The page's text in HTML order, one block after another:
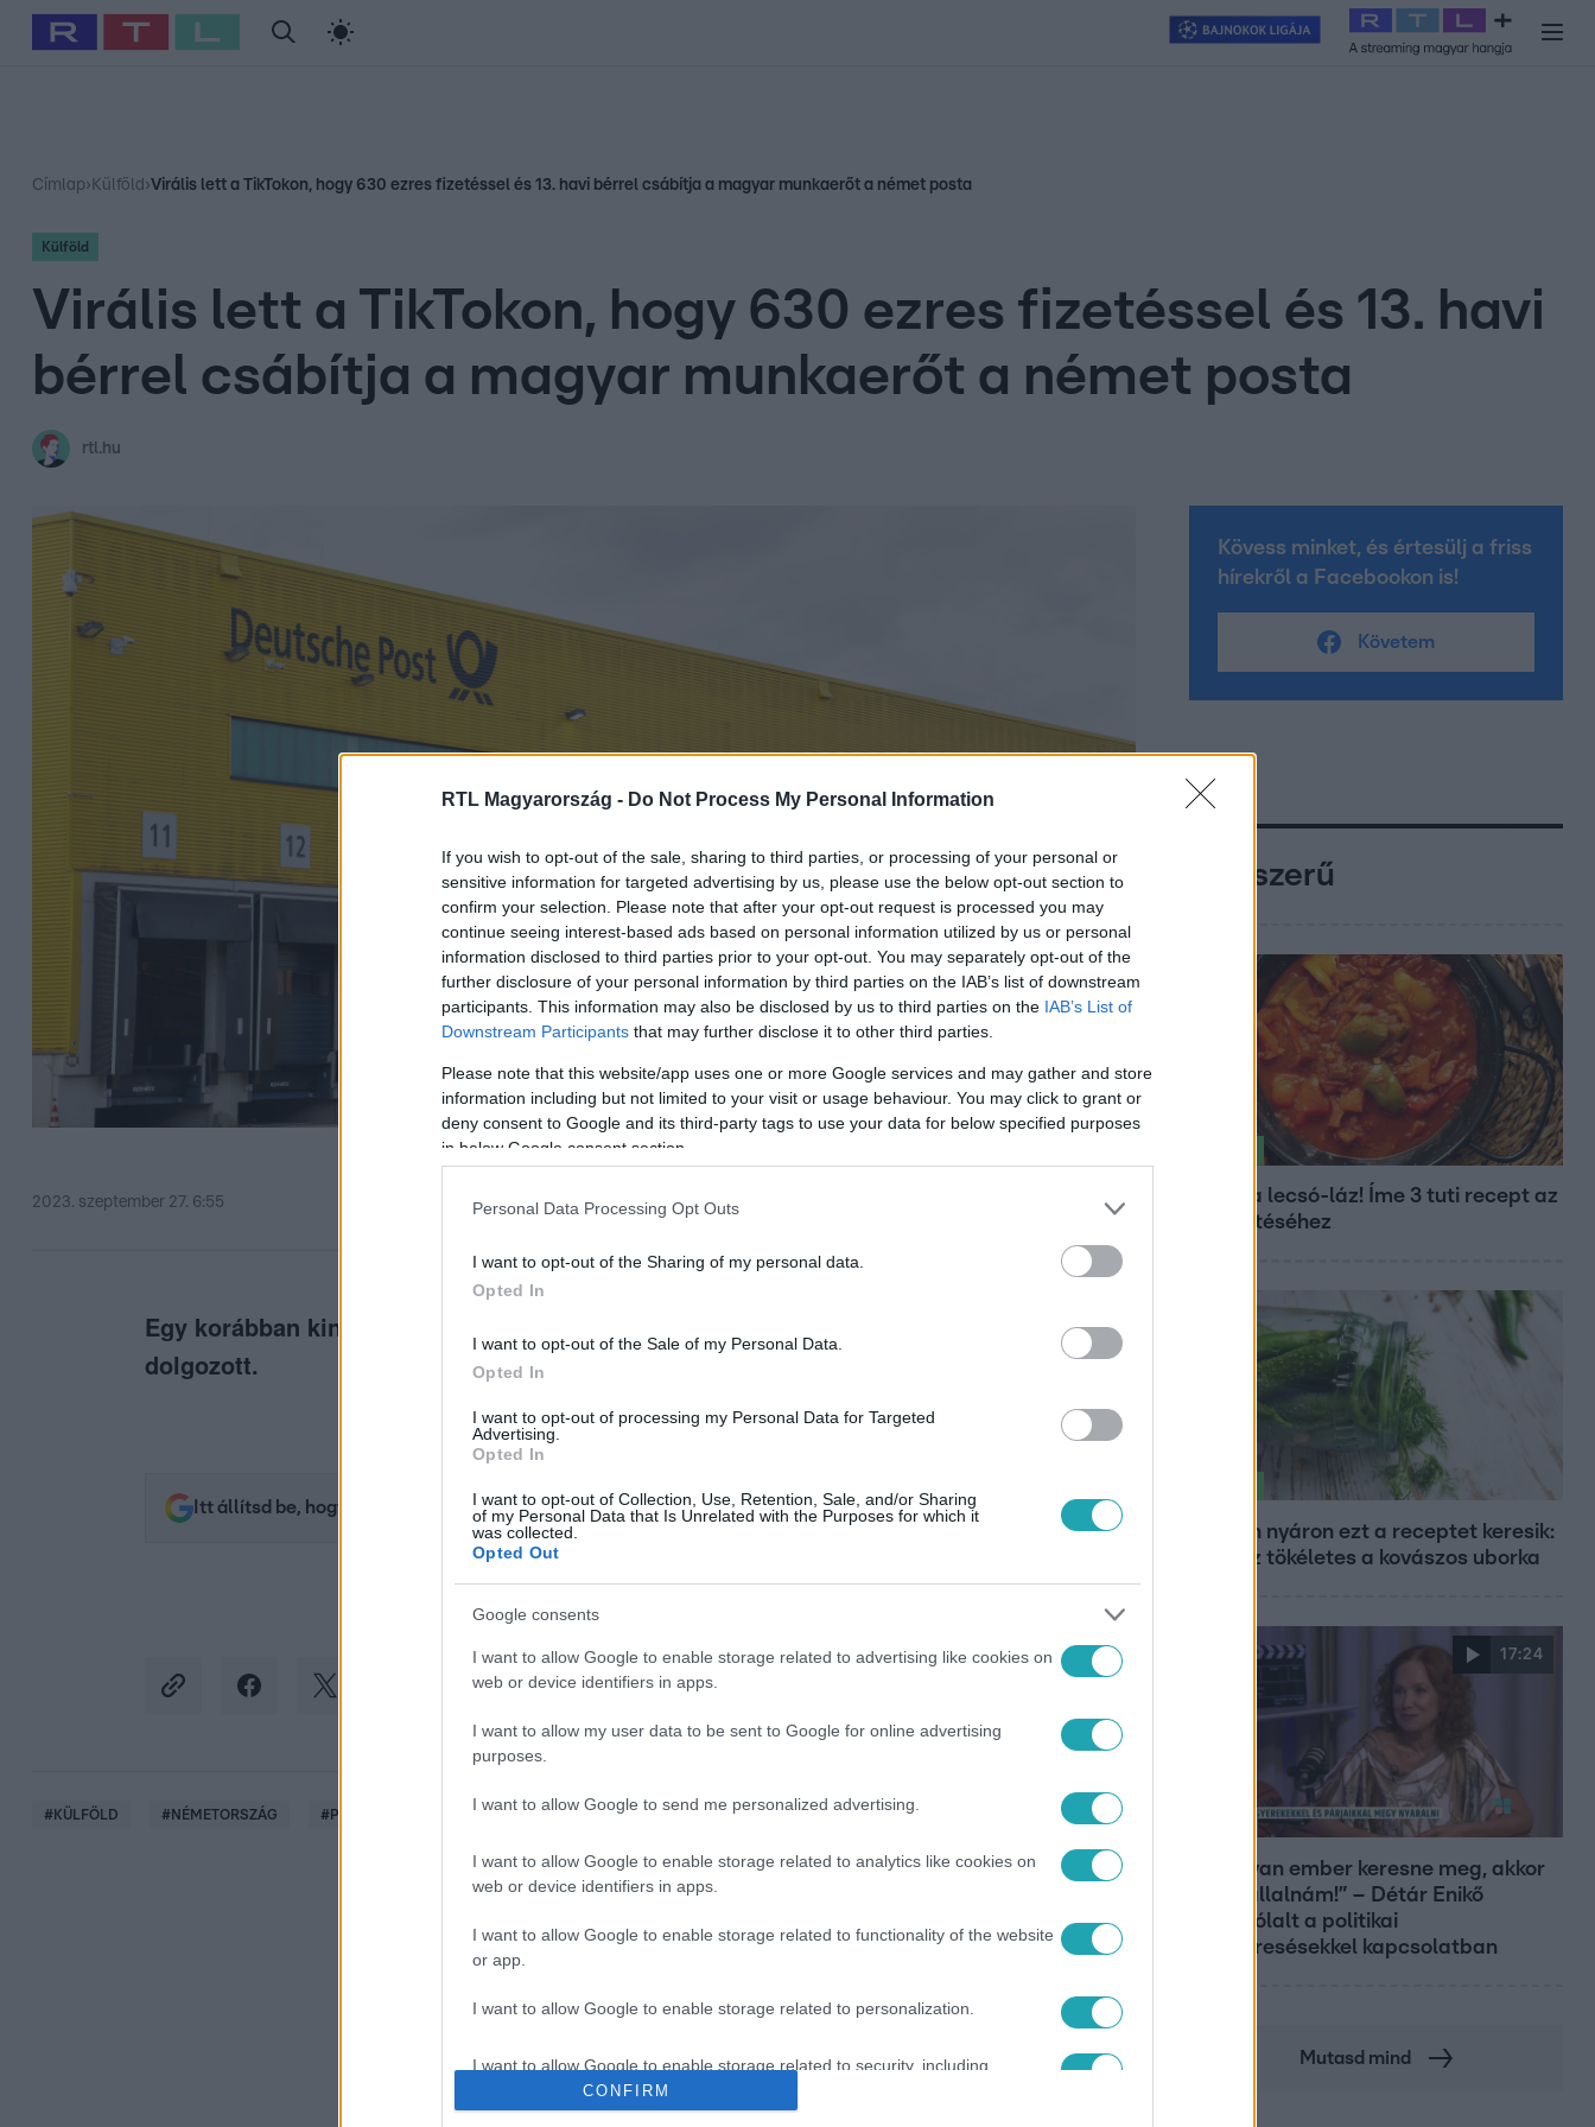
RTL Magyarország - Do Not Process My Personal Information
If you wish to opt-out of the sale, sharing to third parties, or processing of your personal or
sensitive information for targeted advertising by us, please use the below opt-out section to
confirm your selection. Please note that after your opt-out request is processed you may
continue seeing interest-based ads based on personal information utilized by us or personal
information disclosed to third parties prior to your opt-out. You may separately opt-out of the
further disclosure of your personal information by third parties on the IAB’s list of downstream
participants. This information may also be disclosed by us to third parties on the IAB’s List of
Downstream Participants that may further disclose it to other third parties.
Please note that this website/app uses one or more Google services and may gather and store
information including but not limited to your visit or usage behaviour. You may click to grant or
deny consent to Google and its third-party tags to use your data for below specified purposes
in below Google consent section.
Personal Data Processing Opt Outs
I want to opt-out of the Sharing of my personal data.
Opted In
I want to opt-out of the Sale of my Personal Data.
Opted In
I want to opt-out of processing my Personal Data for Targeted
Advertising.
Opted In
I want to opt-out of Collection, Use, Retention, Sale, and/or Sharing
of my Personal Data that Is Unrelated with the Purposes for which it
was collected.
Opted Out
Google consents
I want to allow Google to enable storage related to advertising like cookies on
web or device identifiers in apps.
I want to allow my user data to be sent to Google for online advertising
purposes.
I want to allow Google to send me personalized advertising.
I want to allow Google to enable storage related to analytics like cookies on
web or device identifiers in apps.
I want to allow Google to enable storage related to functionality of the website
or app.
I want to allow Google to enable storage related to personalization.
I want to allow Google to enable storage related to security, including
authentication functionality and fraud prevention, and other user protection.
CONFIRM
Babits Marcella Szellő István Most Wanted Exek csatája 2026 Celeb vagyok, ments ki innen
Címlap› Külföld ›Virális lett a TikTokon, hogy 630 ezres fizetéssel és 13. havi bérrel csábítja a magyar munkaerőt a német posta
Külföld
Virális lett a TikTokon, hogy 630 ezres fizetéssel és 13. havi
bérrel csábítja a magyar munkaerőt a német posta
rtl.hu
2023. szeptember 27. 6:55
Egy korábban kint munkát vállaló férfi mesélte el, milyen körülmények között
dolgozott.
Itt állítsd be, hogy az RTL.hu az elsők között legyen a Google-találatokban!
#KÜLFÖLD #NÉMETORSZÁG #POSTA DOLGOZÓ #MUNKA # MUNKAVÁLLALÁS # KÜLFÖLDÖN ÉLŐ MAGYAROK
Kövess minket, és értesülj a friss
hírekről a Facebookon is!
Követem
Népszerű
Kitört a lecsó-láz! Íme 3 tuti recept az
elkészítéséhez
Minden nyáron ezt a receptet keresik:
így lesz tökéletes a kovászos uborka
17:24
„Ha olyan ember keresne meg, akkor
sem vállalnám!” – Détár Enikő
megszólalt a politikai
megkeresésekkel kapcsolatban
Mutasd mind